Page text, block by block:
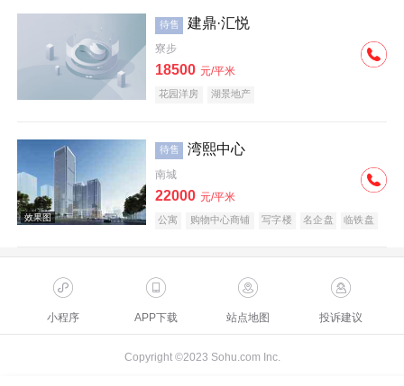
待售 建鼎·汇悦
寮步
18500 元/平米
花园洋房 湖景地产
待售 湾熙中心
南城
22000 元/平米
公寓 购物中心商铺 写字楼 名企盘 临铁盘
小程序 APP下载 站点地图 投诉建议
Copyright ©2023 Sohu.com Inc.